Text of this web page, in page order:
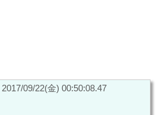
2017/09/22(金) 00:50:08.47